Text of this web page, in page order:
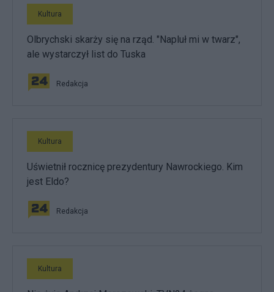
Kultura
Olbrychski skarży się na rząd. "Napluł mi w twarz",
ale wystarczył list do Tuska
Redakcja
Kultura
Uświetnił rocznicę prezydentury Nawrockiego. Kim
jest Eldo?
Redakcja
Kultura